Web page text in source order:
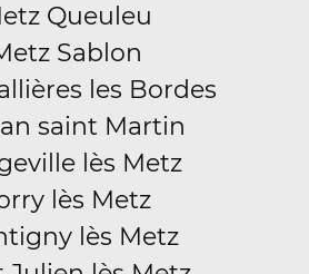
Queuleu
Sablon
les Bordes
saint Martin
lès Metz
lès Metz
lès Metz